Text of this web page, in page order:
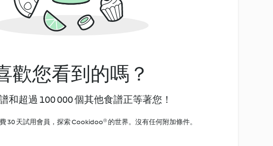
歡您看到的嗎？
和超過 100 000 個其他食譜正等著您！
30 天試用會員，探索 Cookidoo® 的世界。沒有任何附加條件。